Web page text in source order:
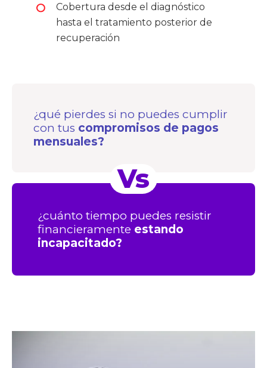
Cobertura desde el diagnóstico
hasta el tratamiento posterior de
recuperación
¿qué pierdes si no puedes cumplir
con tus compromisos de pagos
mensuales?
Vs
¿cuánto tiempo puedes resistir
financieramente estando
incapacitado?